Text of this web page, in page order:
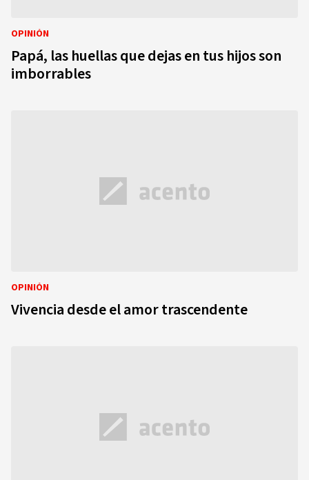
OPINIÓN
Papá, las huellas que dejas en tus hijos son
imborrables
OPINIÓN
Vivencia desde el amor trascendente